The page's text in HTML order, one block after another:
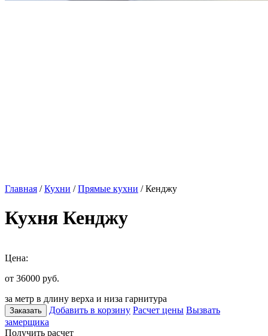
Главная /Кухни /Прямые кухни / Кенджу
Кухня Кенджу
Цена:
от 36000 руб.
за метр в длину верха и низа гарнитура
Заказать Добавить в корзину Расчет цены Вызвать
замерщика
Получить расчет